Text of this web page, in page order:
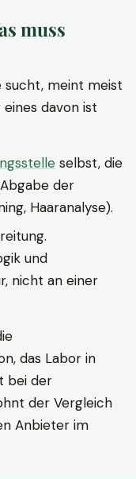
muss
sucht, meint meist
davon ist
selbst, die
der
Haaranalyse).
und
nicht an einer
das Labor in
bei der
der Vergleich
Anbieter im